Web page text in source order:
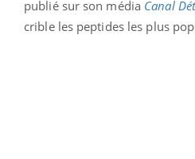
publié sur son média Canal
crible les peptides les plus